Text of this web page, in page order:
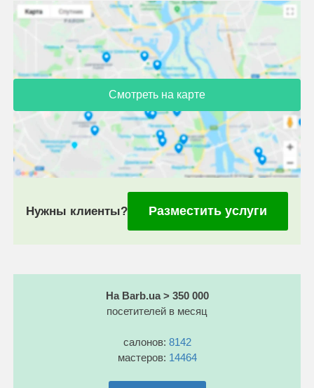
Смотреть на карте
Нужны клиенты? Разместить услуги
На Barb.ua > 350 000
посетителей в месяц
салонов: 8142
мастеров: 14464